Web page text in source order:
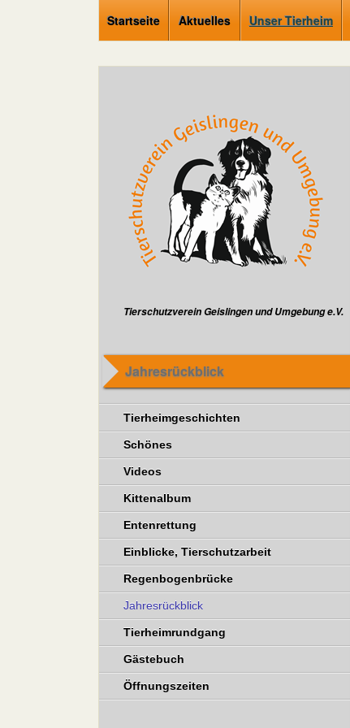
Startseite Aktuelles Unser Tierheim
Tierschutzverein Geislingen und Umgebung e.V.
Jahresrückblick
Tierheimgeschichten
Schönes
Videos
Kittenalbum
Entenrettung
Einblicke, Tierschutzarbeit
Regenbogenbrücke
Jahresrückblick
Tierheimrundgang
Gästebuch
Öffnungszeiten